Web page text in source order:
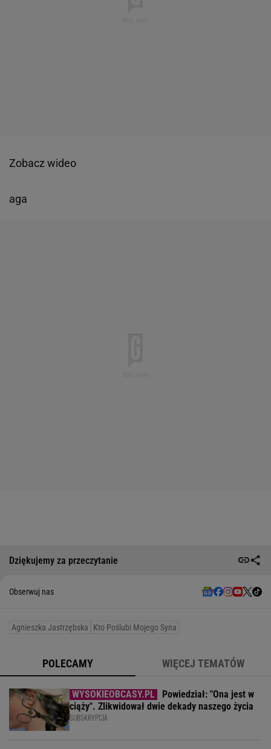
Zobacz wideo
aga
Dziękujemy za przeczytanie
Obserwuj nas
Agnieszka Jastrzębska Kto Poślubi Mojego Syna
POLECAMY WIĘCEJ TEMATÓW
Powiedział: "Ona jest w
ciąży". Zlikwidował dwie dekady naszego życia
SUBSKRYPCJA